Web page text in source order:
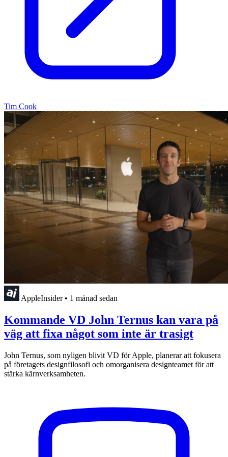
Tim Cook
AppleInsider • 1 månad sedan
Kommande VD John Ternus kan vara på
väg att fixa något som inte är trasigt
John Ternus, som nyligen blivit VD för Apple, planerar att fokusera
på företagets designfilosofi och omorganisera designteamet för att
stärka kärnverksamheten.